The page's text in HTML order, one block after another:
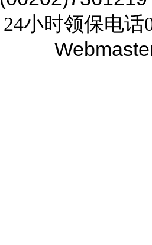
24小时领保电话